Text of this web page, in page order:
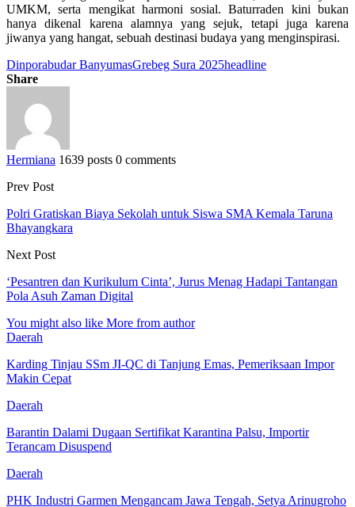
UMKM, serta mengikat harmoni sosial. Baturraden kini bukan
hanya dikenal karena alamnya yang sejuk, tetapi juga karena
jiwanya yang hangat, sebuah destinasi budaya yang menginspirasi.
Dinporabudar BanyumasGrebeg Sura 2025headline
Share
Hermiana 1639 posts 0 comments
Prev Post
Polri Gratiskan Biaya Sekolah untuk Siswa SMA Kemala Taruna
Bhayangkara
Next Post
‘Pesantren dan Kurikulum Cinta’, Jurus Menag Hadapi Tantangan
Pola Asuh Zaman Digital
You might also like More from author
Daerah
Karding Tinjau SSm JI-QC di Tanjung Emas, Pemeriksaan Impor
Makin Cepat
Daerah
Barantin Dalami Dugaan Sertifikat Karantina Palsu, Importir
Terancam Disuspend
Daerah
PHK Industri Garmen Mengancam Jawa Tengah, Setya Arinugroho